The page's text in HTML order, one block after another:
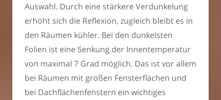
Auswahl. Durch eine stärkere Verdunkelung
erhöht sich die Reflexion, zugleich bleibt es in
den Räumen kühler. Bei den dunkelsten
Folien ist eine Senkung der Innentemperatur
von maximal 7 Grad möglich. Das ist vor allem
bei Räumen mit großen Fensterflächen und
bei Dachflächenfenstern ein wichtiges